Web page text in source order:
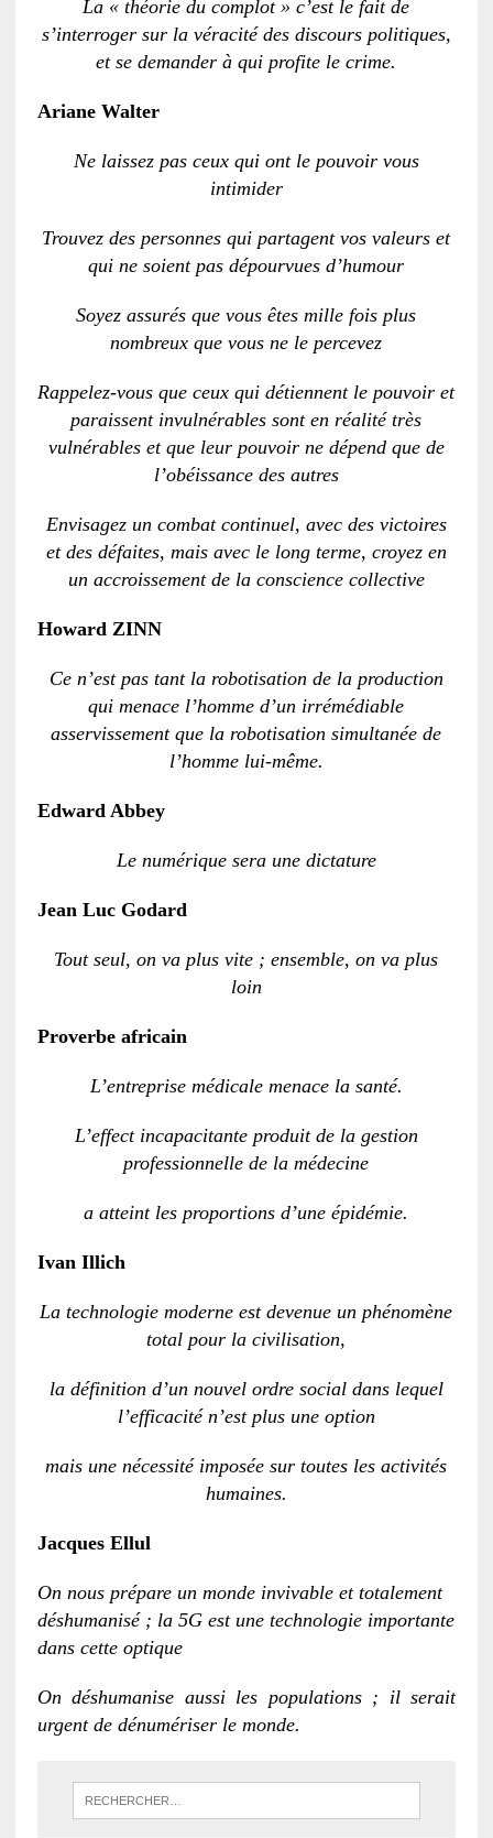
La « théorie du complot » c’est le fait de
s’interroger sur la véracité des discours politiques,
et se demander à qui profite le crime.
Ariane Walter
Ne laissez pas ceux qui ont le pouvoir vous
intimider
Trouvez des personnes qui partagent vos valeurs et
qui ne soient pas dépourvues d’humour
Soyez assurés que vous êtes mille fois plus
nombreux que vous ne le percevez
Rappelez-vous que ceux qui détiennent le pouvoir et
paraissent invulnérables sont en réalité très
vulnérables et que leur pouvoir ne dépend que de
l’obéissance des autres
Envisagez un combat continuel, avec des victoires
et des défaites, mais avec le long terme, croyez en
un accroissement de la conscience collective
Howard ZINN
Ce n’est pas tant la robotisation de la production
qui menace l’homme d’un irrémédiable
asservissement que la robotisation simultanée de
l’homme lui-même.
Edward Abbey
Le numérique sera une dictature
Jean Luc Godard
Tout seul, on va plus vite ; ensemble, on va plus
loin
Proverbe africain
L’entreprise médicale menace la santé.
L’effect incapaci­tante produit de la gestion
professionnelle de la médecine
a atteint les proportions d’une épidémie.
Ivan Illich
La technologie moderne est devenue un phénomène
total pour la civilisation,
la définition d’un nouvel ordre social dans lequel
l’efficacité n’est plus une option
mais une nécessité imposée sur toutes les activités
humaines.
Jacques Ellul
On nous prépare un monde invivable et totalement
déshumanisé ; la 5G est une technologie importante
dans cette optique
On déshumanise aussi les populations ; il serait
urgent de dénumériser le monde.